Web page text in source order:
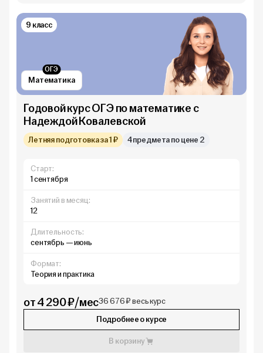
Математика
ОГЭ
9 класс
Годовой курс ОГЭ по математике с
Надеждой Ковалевской
Летняя подготовка за 1 ₽ 4 предмета по цене 2
Старт:
1 сентября
Занятий в месяц:
12
Длительность:
сентябрь — июнь
Формат:
Теория и практика
от 4 290 ₽/мес36 676 ₽ весь курс
Подробнее о курсе
В корзину